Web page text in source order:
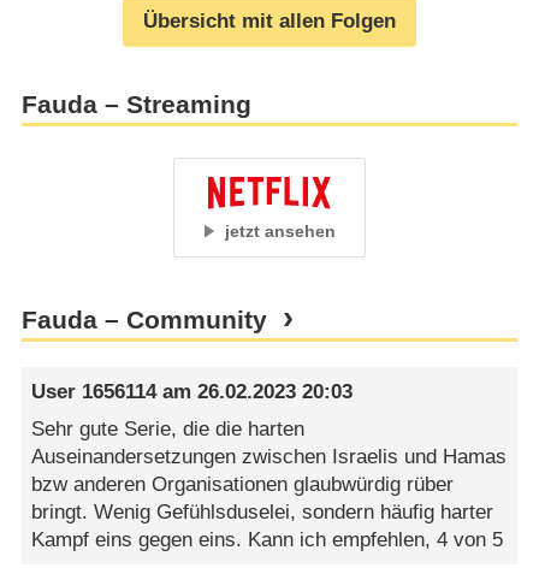
Übersicht mit allen Folgen
Fauda – Streaming
jetzt ansehen
Fauda – Community
User 1656114am26.02.2023 20:03
Sehr gute Serie, die die harten
Auseinandersetzungen zwischen Israelis und Hamas
bzw anderen Organisationen glaubwürdig rüber
bringt. Wenig Gefühlsduselei, sondern häufig harter
Kampf eins gegen eins. Kann ich empfehlen, 4 von 5